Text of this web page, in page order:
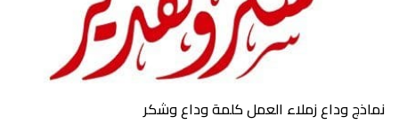
نماذج وداع زملاء العمل كلمة وداع وشكر